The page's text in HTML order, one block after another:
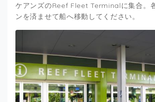
ケアンズのReef Fleet Terminalに集合。
ンを済ませて船へ移動してください。